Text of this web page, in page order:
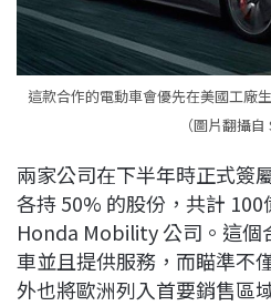
這款合作的電動車會優先在美國工廠
（圖片翻攝自
兩家公司在下半年時正式簽
各持 50% 的股份，共計
Honda Mobility 公司。這個
車並且提供服務，而瞄準不
外也將歐洲列入首要銷售區